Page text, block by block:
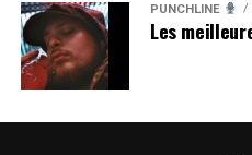
PUNCHLINE
Les